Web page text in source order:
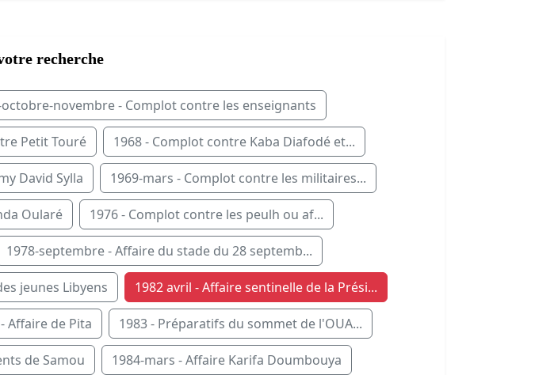
recherche
octobre-novembre - Complot contre les enseignants
Petit Touré 1968 - Complot contre Kaba Diafodé et...
David Sylla 1969-mars - Complot contre les militaires...
Oularé 1976 - Complot contre les peulh ou af...
1978-septembre - Affaire du stade du 28 septemb...
jeunes Libyens 1982 avril - Affaire sentinelle de la Prési...
Affaire de Pita 1983 - Préparatifs du sommet de l'OUA...
de Samou 1984-mars - Affaire Karifa Doumbouya